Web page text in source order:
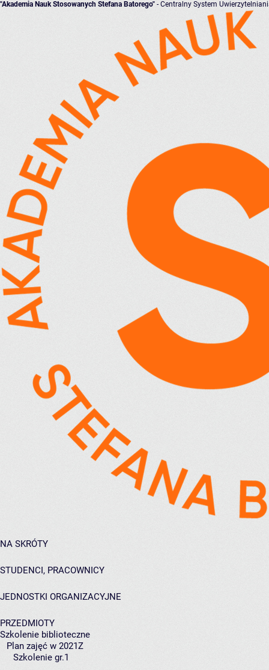
"Akademia Nauk Stosowanych Stefana Batorego" - Centralny System
NA SKRÓTY
STUDENCI, PRACOWNICY
JEDNOSTKI ORGANIZACYJNE
PRZEDMIOTY
Szkolenie biblioteczne
Plan zajęć w 2021Z
Szkolenie gr.1